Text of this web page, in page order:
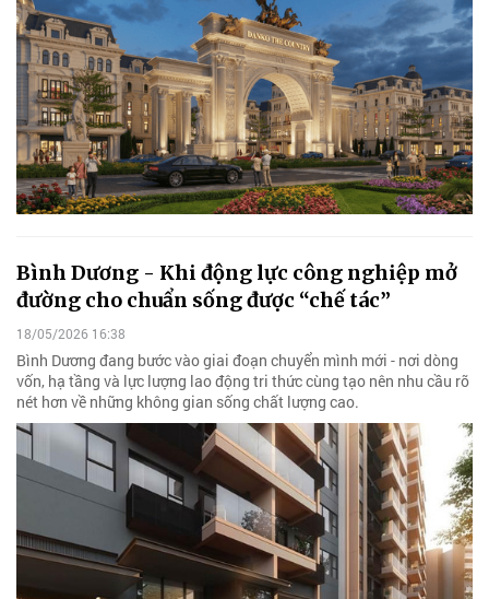
Bình Dương - Khi động lực công nghiệp mở
đường cho chuẩn sống được “chế tác”
18/05/2026 16:38
Bình Dương đang bước vào giai đoạn chuyển mình mới - nơi dòng
vốn, hạ tầng và lực lượng lao động tri thức cùng tạo nên nhu cầu rõ
nét hơn về những không gian sống chất lượng cao.